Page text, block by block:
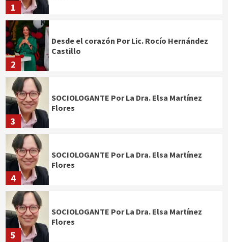
1
2
Desde el corazón Por Lic. Rocío Hernández
Castillo
3
SOCIOLOGANTE Por La Dra. Elsa Martínez
Flores
4
SOCIOLOGANTE Por La Dra. Elsa Martínez
Flores
5
SOCIOLOGANTE Por La Dra. Elsa Martínez
Flores